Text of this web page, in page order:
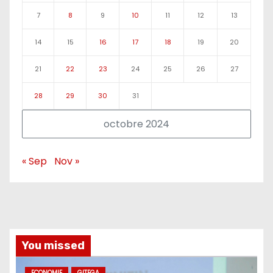
octobre 2024
7 8 9 10 11 12 13
14 15 16 17 18 19 20
21 22 23 24 25 26 27
28 29 30 31
« Sep Nov »
You missed